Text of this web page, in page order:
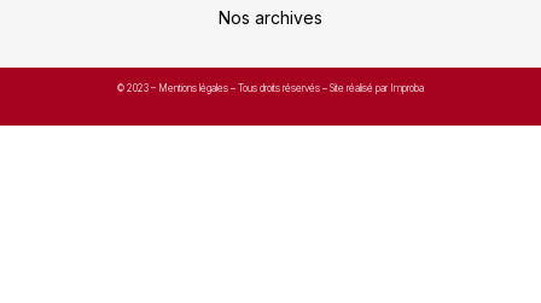
Nos archives
© 2023 – Mentions légales – Tous droits réservés – Site réalisé par Improba